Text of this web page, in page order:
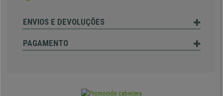
ENVIOS E DEVOLUÇÕES
PAGAMENTO